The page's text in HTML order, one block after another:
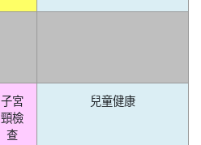
子宮
頸檢
查
兒童健康